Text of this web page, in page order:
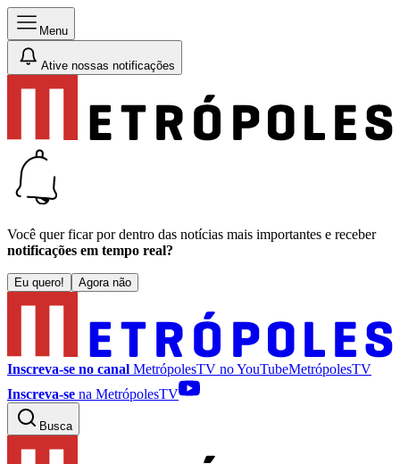
Menu
Ative nossas notificações
Você quer ficar por dentro das notícias mais importantes e receber
notificações em tempo real?
Eu quero! Agora não
Inscreva-se no canal MetrópolesTV noYouTubeMetrópolesTV
Inscreva-se na MetrópolesTV
Busca